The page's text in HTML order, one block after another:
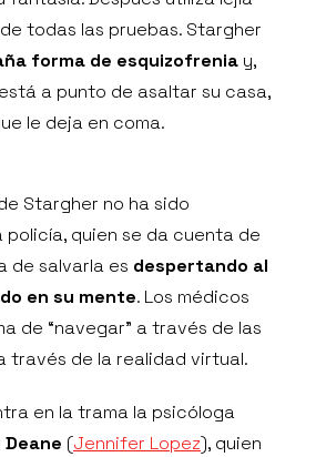
todas las pruebas. Stargher
forma de esquizofrenia y,
a punto de asaltar su casa,
le deja en coma.
Stargher no ha sido
quien se da cuenta de
de salvarla es despertando al
en su mente. Los médicos
de “navegar” a través de las
través de la realidad virtual.
en la trama la psicóloga
(Jennifer Lopez), quien